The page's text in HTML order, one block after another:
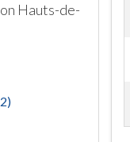
Hauts-de-